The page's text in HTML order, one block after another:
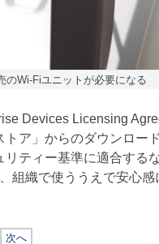
のWi-Fiユニットが必要になる
Devices Licensing
ア」からのダウンロー
ティー基準に適合する
組織で使ううえで安心感
次へ